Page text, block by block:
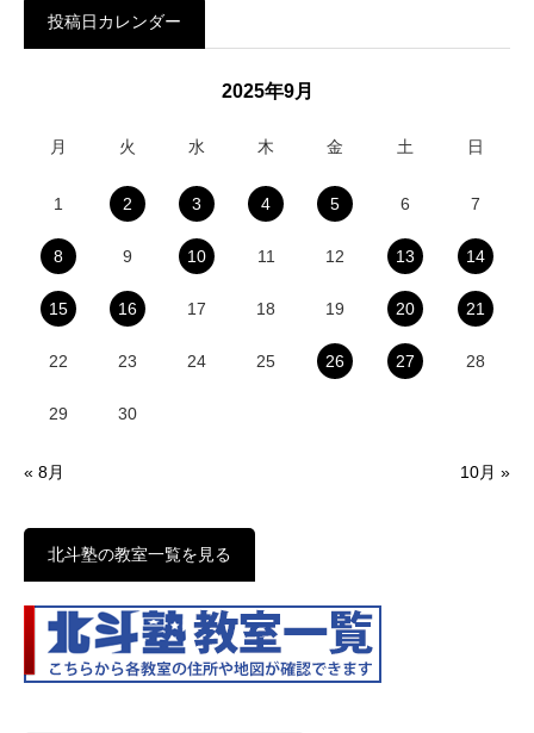
投稿日カレンダー
2025年9月
月 火 水 木 金 土 日
1 2 3 4 5 6 7
8 9 10 11 12 13 14
15 16 17 18 19 20 21
22 23 24 25 26 27 28
29 30
« 8月 10月 »
北斗塾の教室一覧を見る